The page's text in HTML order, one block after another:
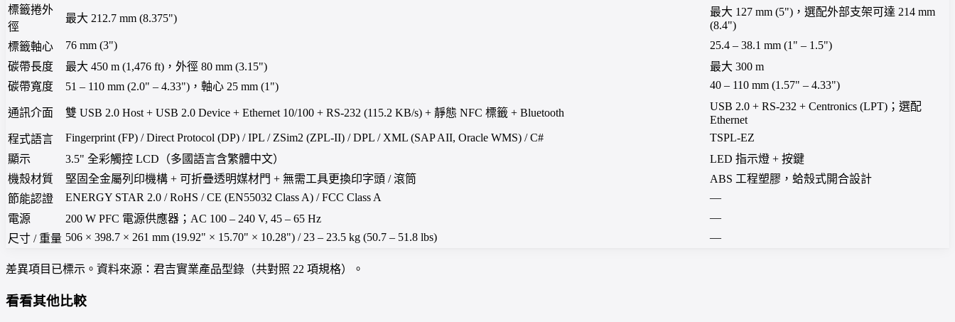
標籤捲外
徑
最大 212.7 mm (8.375")
最大 127 mm (5")，選配外部支架可達 214 mm
(8.4")
標籤軸心
76 mm (3")
25.4 – 38.1 mm (1" – 1.5")
碳帶長度
最大 450 m (1,476 ft)，外徑 80 mm (3.15")
最大 300 m
碳帶寬度
51 – 110 mm (2.0" – 4.33")，軸心 25 mm (1") 40 – 110 mm (1.57" – 4.33")
通訊介面 雙 USB 2.0 Host + USB 2.0 Device + Ethernet 10/100 + RS-232 (115.2 KB/s) + 靜態 NFC 標籤 + Bluetooth
USB 2.0 + RS-232 + Centronics (LPT)；選配
Ethernet
程式語言
Fingerprint (FP) / Direct Protocol (DP) / IPL / ZSim2 (ZPL-II) / DPL / XML (SAP AII, Oracle WMS) / C#
TSPL-EZ
顯示
3.5" 全彩觸控 LCD（多國語言含繁體中文）
LED 指示燈 + 按鍵
機殼材質
堅固全金屬列印機構 + 可折疊透明媒材門 + 無需工具更換印字頭 / 滾筒
ABS 工程塑膠，蛤殼式開合設計
節能認證
ENERGY STAR 2.0 / RoHS / CE (EN55032 Class A) / FCC Class A
—
電源
200 W PFC 電源供應器；AC 100 – 240 V, 45 – 65 Hz
—
尺寸 / 重量 506 × 398.7 × 261 mm (19.92" × 15.70" × 10.28") / 23 – 23.5 kg (50.7 – 51.8 lbs) —
差異項目已標示。資料來源：君吉實業產品型錄（共對照 22 項規格）。
看看其他比較